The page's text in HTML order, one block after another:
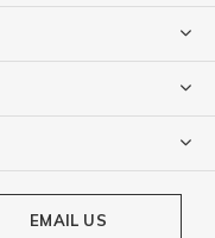
EMAIL US